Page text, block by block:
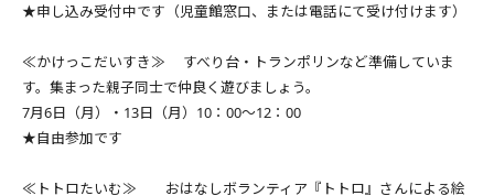
★申し込み受付中です（児童館窓口、または電話にて受け付けます）
≪かけっこだいすき≫ すべり台・トランポリンなど準備していま
す。集まった親子同士で仲良く遊びましょう。
7月6日（月）・13日（月）10：00～12：00
★自由参加です
≪トトロたいむ≫ おはなしボランティア『トトロ』さんによる絵